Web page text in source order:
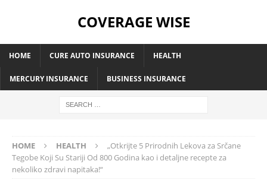
COVERAGE WISE
HOME CURE AUTO INSURANCE HEALTH
MERCURY INSURANCE BUSINESS INSURANCE
HOME HEALTH
„Otkrijte 5 Prirodnih Lekova za Srčane
Tegobe Koji Su Stariji Od 800 Godina kao i detaljne recepte za
nekoliko zdravi napitaka!“